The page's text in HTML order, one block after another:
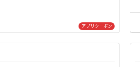
アプリクーポン